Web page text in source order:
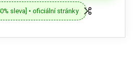
sleva] • oficiální stránky